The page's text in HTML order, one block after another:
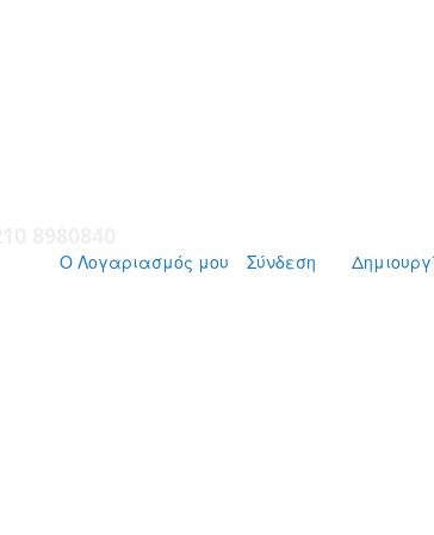
Ο Λογαριασμός μου Σύνδεση